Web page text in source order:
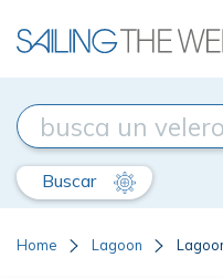
Buscar
Home Lagoon